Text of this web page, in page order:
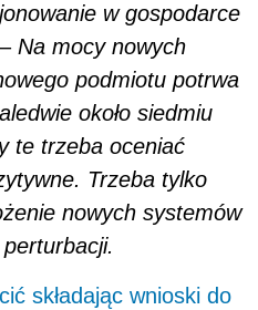
w gospodarce
Na mocy nowych
podmiotu potrwa
około siedmiu
te trzeba oceniać
Trzeba tylko
nowych systemów
składając wnioski do